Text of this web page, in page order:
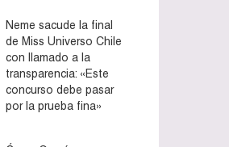
Neme sacude la final
de Miss Universo Chile
con llamado a la
transparencia: «Este
concurso debe pasar
por la prueba fina»